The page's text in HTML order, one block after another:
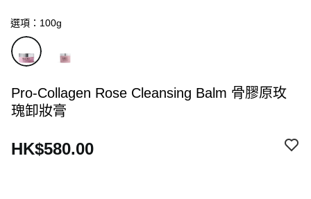
選項：100g
Pro-Collagen Rose Cleansing Balm 骨膠原玫
瑰卸妝膏
HK$580.00